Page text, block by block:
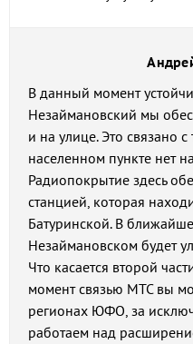
В данный момент
Незаймановский мы
и на улице. Это связано
населенном пункте нет
Радиопокрытие здесь
станцией, которая
Батуринской. В
Незаймановском будет
Что касается второй
момент связью МТС вы
регионах ЮФО, за
работаем над